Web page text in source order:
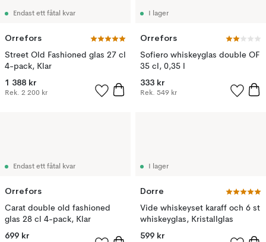
Endast ett fåtal kvar
Orrefors
Street Old Fashioned glas 27 cl
4-pack, Klar
1 388 kr
Rek. 2 200 kr
I lager
Orrefors
Sofiero whiskeyglas double OF
35 cl, 0,35 l
333 kr
Rek. 549 kr
Endast ett fåtal kvar
Orrefors
Carat double old fashioned
glas 28 cl 4-pack, Klar
699 kr
I lager
Dorre
Vide whiskeyset karaff och 6 st
whiskeyglas, Kristallglas
599 kr